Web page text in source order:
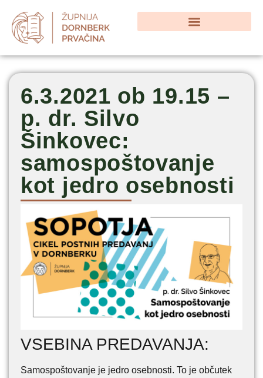
6.3.2021 ob 19.15 –
p. dr. Silvo
Šinkovec:
samospoštovanje
kot jedro osebnosti
VSEBINA PREDAVANJA:
Samospoštovanje je jedro osebnosti. To je občutek